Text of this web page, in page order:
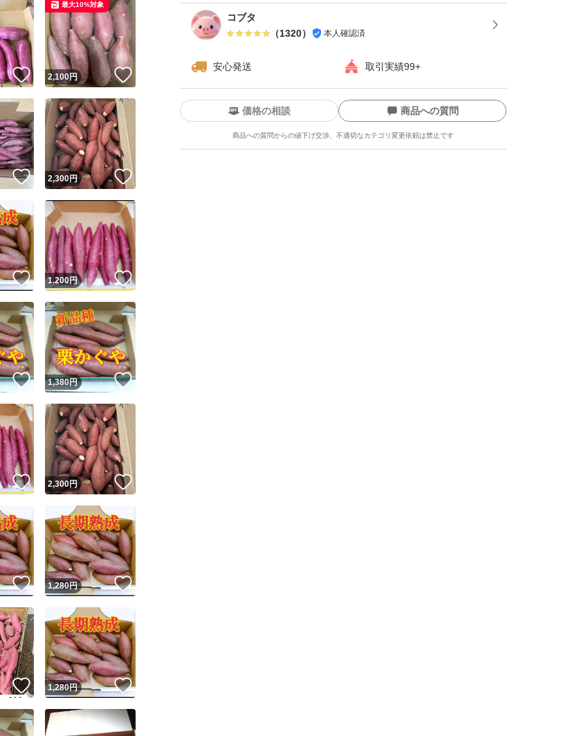
コブタ
（1320） 本人確認済
安心発送 取引実績99+
ユーザーの実績について
めた一定の基準を満たしたユーザーにバッジを付与しています
Yahoo!フリマの基準をクリアした安心・安全なユーザーです
このユーザーはYahoo!フリマの取引を完了させた実績があります
◯+ このユーザーは他フリマサービスでの取引実績があります
基づく表示であり、発送を保証しているものではありません
発送
このユーザーは高頻度で24時間以内＆設定した発送日数内に発送してい
ます
このユーザーは高頻度で24時間以内に発送しています
価格の相談 商品への質問
商品への質問からの値下げ交渉、不適切なカテゴリ変更依頼は禁止です
この商品の情報をコピーします
無断転載は禁止されています
1商品につき1回です
出品ページへ
キャンセル
いいね！
2,100円
最大10%対象
いいね！
2,300円 いいね！
いいね！
1,200円 いいね！
いいね！
1,380円 いいね！
いいね！
2,300円 いいね！
いいね！
1,280円 いいね！
いいね！
1,280円 いいね！